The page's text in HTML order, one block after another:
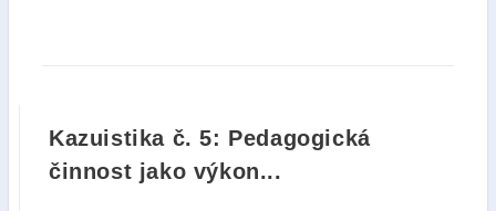
Kazuistika č. 5: Pedagogická
činnost jako výkon...